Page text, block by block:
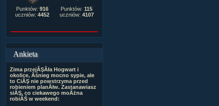
Punktów: 916
uczniów: 4452
Punktów: 115
uczniów: 4107
Ankieta
Zima przejĂŞÂła Hogwart i
okolice, Âśnieg mocno sypie, ale
to CiĂŞ nie powstrzyma przed
robieniem planĂłw. Zastanawiasz
siĂŞ, co ciekawego moÂżna
robiĂŚ w weekend: